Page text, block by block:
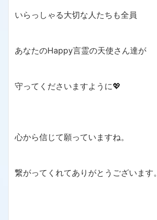
いらっしゃる大切な人たちも全員
あなたのHappy言霊の天使さん達が
守ってくださいますように💖
心から信じて願っていますね。
繋がってくれてありがとうございます。